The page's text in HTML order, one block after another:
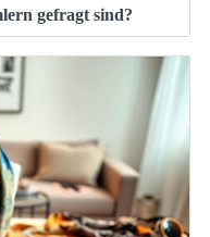
gefragt sind?